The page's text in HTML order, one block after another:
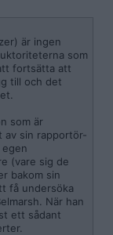
är ingen
som
fortsätta att
till och det
som är
av sin rapportör-
(vare sig de
bakom sin
få undersöka
När han
ett sådant